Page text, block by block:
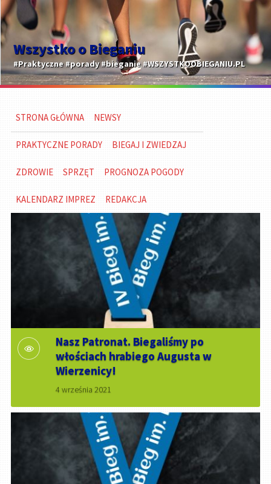
Wszystko o Bieganiu
#Praktyczne #porady #bieganie #WSZYSTKOOBIEGANIU.PL
STRONA GŁÓWNA NEWSY
PRAKTYCZNE PORADY BIEGAJ I ZWIEDZAJ
ZDROWIE SPRZĘT PROGNOZA POGODY
KALENDARZ IMPREZ REDAKCJA
Nasz Patronat. Biegaliśmy po
włościach hrabiego Augusta w
Wierzenicy!
4 września 2021